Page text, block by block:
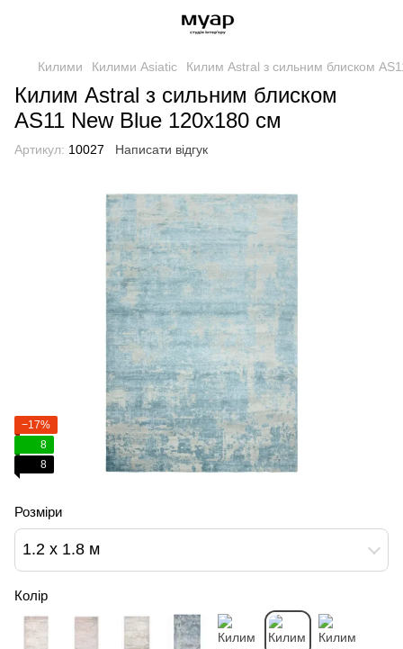
Килими Килими Asiatic Килим Astral з сильним блиском
Килим Astral з сильним блиском
AS11 New Blue 120x180 см
Артикул: 10027 Написати відгук
−17%
8
8
Розміри
1.2 х 1.8 м
Колір